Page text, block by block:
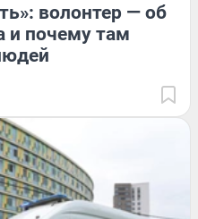
волонтер — об
и почему там